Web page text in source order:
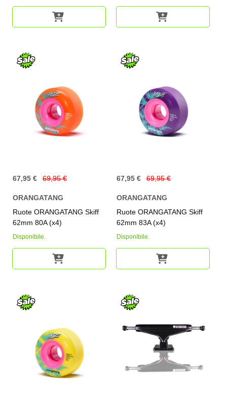
67,95 € 69,95 €
ORANGATANG
Ruote ORANGATANG Skiff
62mm 80A (x4)
Disponibile.
67,95 € 69,95 €
ORANGATANG
Ruote ORANGATANG Skiff
62mm 83A (x4)
Disponibile.